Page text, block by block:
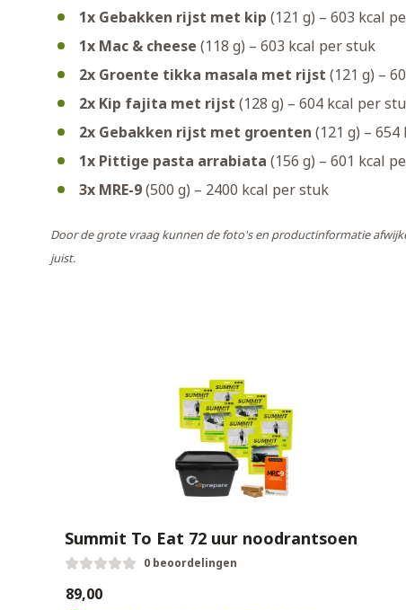
1x Gebakken rijst met kip (121 g) – 603 kcal
1x Mac & cheese (118 g) – 603 kcal per stuk
2x Groente tikka masala met rijst (121 g) –
2x Kip fajita met rijst (128 g) – 604 kcal per
2x Gebakken rijst met groenten (121 g) –
1x Pittige pasta arrabiata (156 g) – 601 kcal
3x MRE-9(500 g) – 2400 kcal per stuk
Door de grote vraag kunnen de foto's en productinformatie
juist.
Summit To Eat 72 uur noodrantsoen
0 beoordelingen
€89,00